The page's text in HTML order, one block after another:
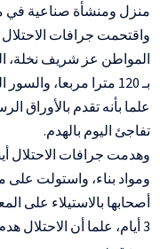
منزل ومنشأة صناعية في
واقتحمت جرافات
المواطن عز شريف نخلة،
بـ 120 مترا مربعا،
علما بأنه تقدم بالأوراق
تفاجئ اليوم بالهدم.
وهدمت جرافات الاحتلال
ومواد بناء، واستولت على
أصحابها بالاستيلاء على
3 أيام، علما أن الاحتلال